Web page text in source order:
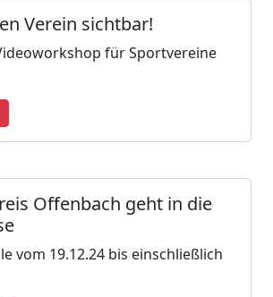
Verein sichtbar!
für Sportvereine
Offenbach geht in die
vom 19.12.24 bis einschließlich